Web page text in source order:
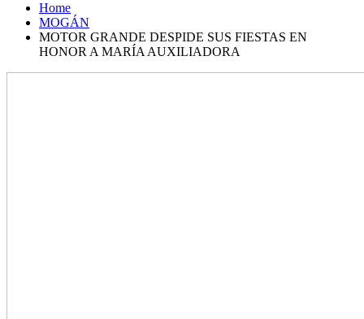
Home
MOGÁN
MOTOR GRANDE DESPIDE SUS FIESTAS EN
HONOR A MARÍA AUXILIADORA